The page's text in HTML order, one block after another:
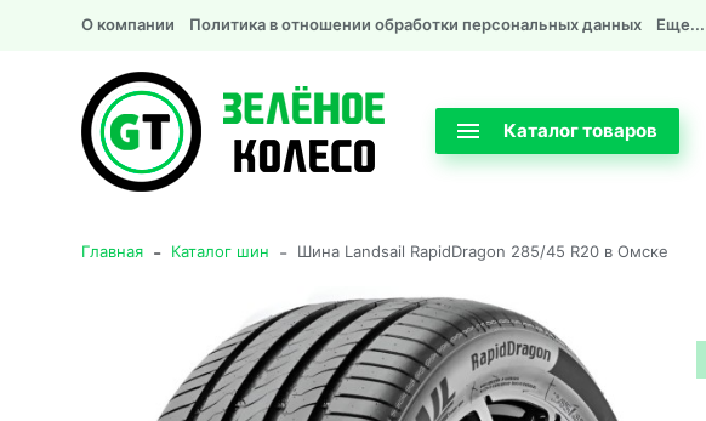
О компании Политика в отношении обработки персональных данных Еще...
Каталог товаров
Главная - Каталог шин - Шина Landsail RapidDragon 285/45 R20 в Омске